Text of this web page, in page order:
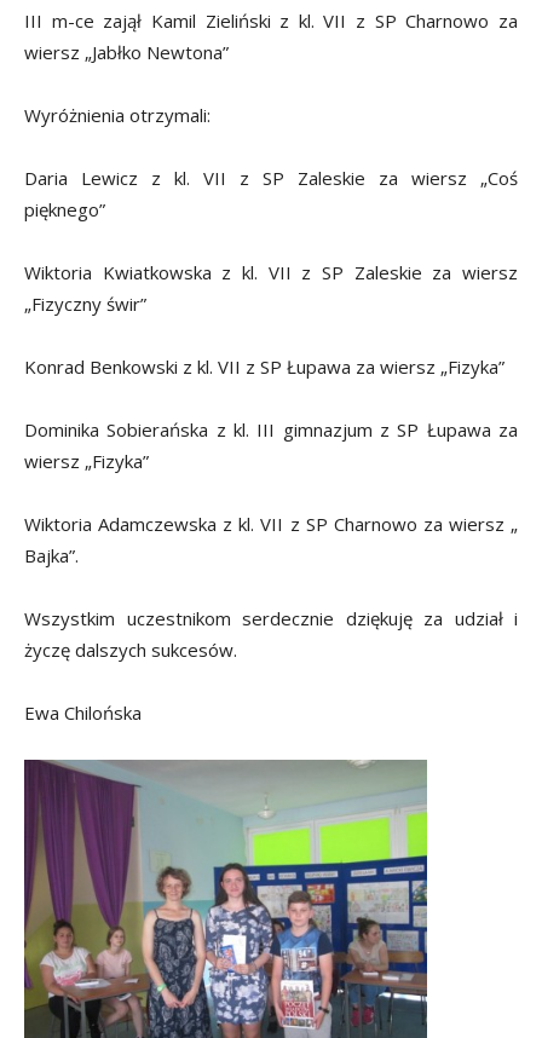
III m-ce zajął Kamil Zieliński z kl. VII z SP Charnowo za
wiersz „Jabłko Newtona”
Wyróżnienia otrzymali:
Daria Lewicz z kl. VII z SP Zaleskie za wiersz „Coś
pięknego”
Wiktoria Kwiatkowska z kl. VII z SP Zaleskie za wiersz
„Fizyczny świr”
Konrad Benkowski z kl. VII z SP Łupawa za wiersz „Fizyka”
Dominika Sobierańska z kl. III gimnazjum z SP Łupawa za
wiersz „Fizyka”
Wiktoria Adamczewska z kl. VII z SP Charnowo za wiersz „
Bajka”.
Wszystkim uczestnikom serdecznie dziękuję za udział i
życzę dalszych sukcesów.
Ewa Chilońska